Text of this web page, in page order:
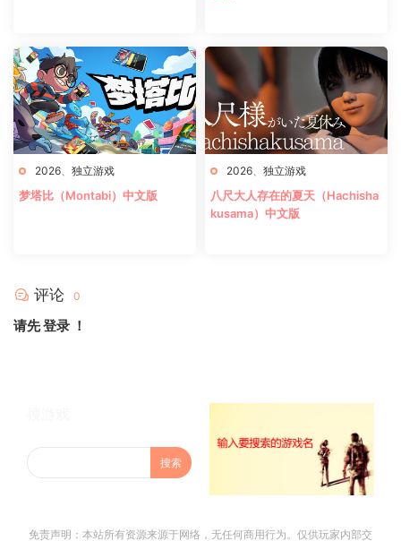
2026 独立游戏
梦塔比（Montabi）中文版
2026 独立游戏
八尺大人存在的夏天（Hachisha
kusama）中文版
评论 0
请先登录 ！
免责声明：本站所有资源来源于网络，无任何商用行为。仅供玩家内部交